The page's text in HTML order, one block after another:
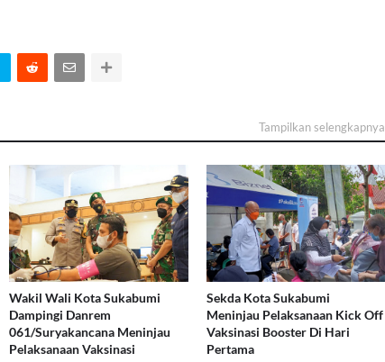
Tampilkan selengkapnya
Wakil Wali Kota Sukabumi
Dampingi Danrem
061/Suryakancana Meninjau
Pelaksanaan Vaksinasi
Sekda Kota Sukabumi
Meninjau Pelaksanaan Kick Off
Vaksinasi Booster Di Hari
Pertama